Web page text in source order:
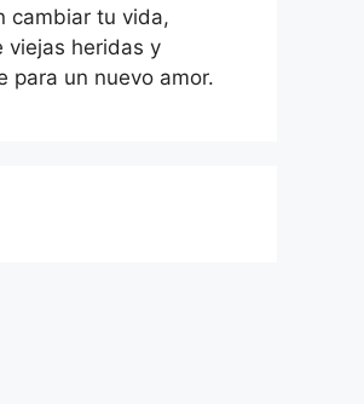
cambiar tu vida,
viejas heridas y
para un nuevo amor.